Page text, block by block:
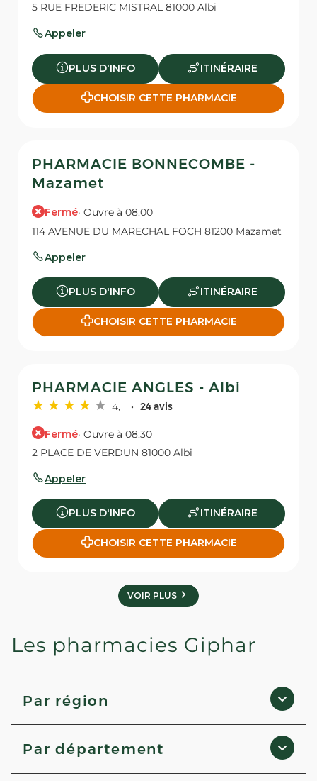
5 RUE FREDERIC MISTRAL 81000 Albi
Appeler
PLUS D'INFO ITINÉRAIRE
CHOISIR CETTE PHARMACIE
PHARMACIE BONNECOMBE -
Mazamet
Fermé· Ouvre à 08:00
114 AVENUE DU MARECHAL FOCH 81200 Mazamet
Appeler
PLUS D'INFO ITINÉRAIRE
CHOISIR CETTE PHARMACIE
PHARMACIE ANGLES - Albi
4,1 24 avis
Fermé· Ouvre à 08:30
2 PLACE DE VERDUN 81000 Albi
Appeler
PLUS D'INFO ITINÉRAIRE
CHOISIR CETTE PHARMACIE
VOIR PLUS
Les pharmacies Giphar
Par région
Centre-Val de Loire
Par département